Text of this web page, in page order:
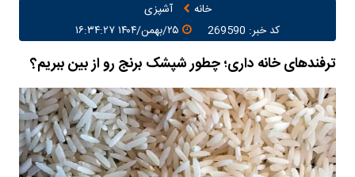
خانه
آشپزی
کد خبر: 269590
ترفندهای خانه داری؛ چطور شپشک برنج رو از بین ببریم؟